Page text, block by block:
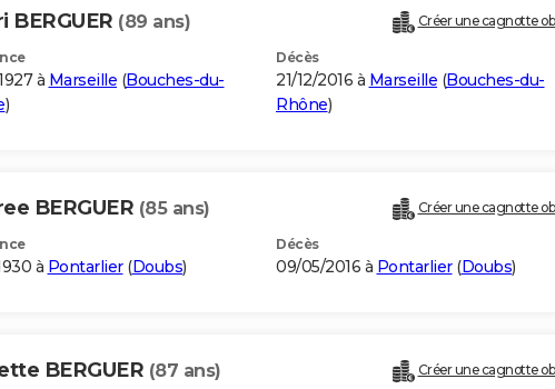
BERGUER (89 ans) Créer une cagnotte
à Marseille (Bouches-du-
)
Décès
21/12/2016 à Marseille (Bouches-du-
Rhône)
BERGUER (85 ans) Créer une cagnotte
à Pontarlier(Doubs)
Décès
09/05/2016 à Pontarlier(Doubs)
BERGUER (87 ans) Créer une cagnotte